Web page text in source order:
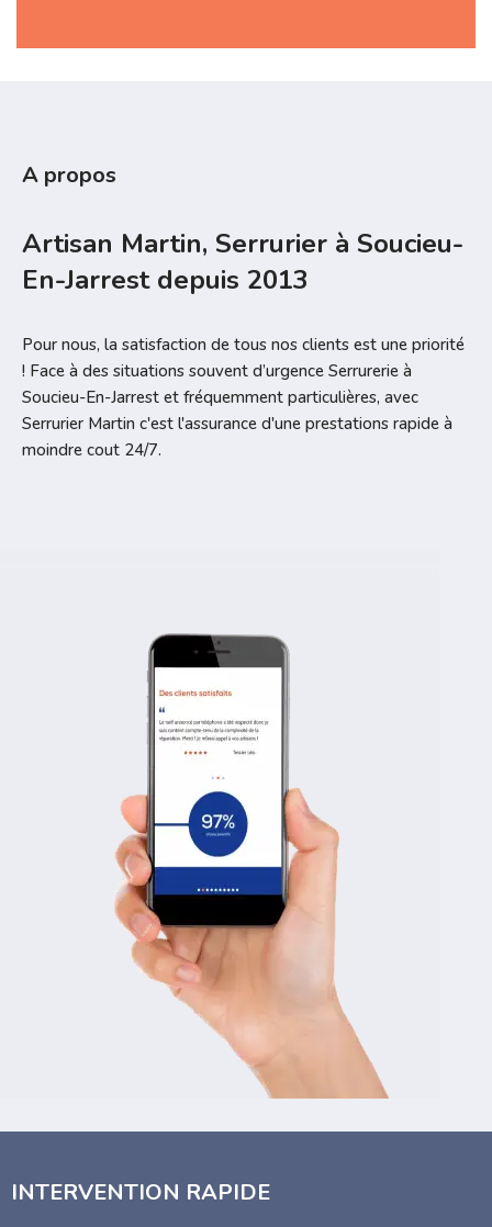
A propos
Artisan Martin, Serrurier à Soucieu-
En-Jarrest depuis 2013
Pour nous, la satisfaction de tous nos clients est une priorité
! Face à des situations souvent d’urgence Serrurerie à
Soucieu-En-Jarrest et fréquemment particulières, avec
Serrurier Martin c'est l'assurance d'une prestations rapide à
moindre cout 24/7.
INTERVENTION RAPIDE